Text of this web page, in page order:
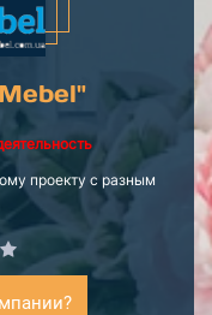
проекту с разным